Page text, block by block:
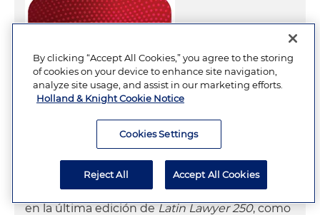
Latin Lawyer 250
Holland & Knight es reconocida una vez más
en la última edición deLatin Lawyer 250, como
By clicking “Accept All Cookies,” you agree to the storing
of cookies on your device to enhance site navigation,
analyze site usage, and assist in our marketing efforts.
Holland & Knight Cookie Notice
Cookies Settings
Reject All Accept All Cookies